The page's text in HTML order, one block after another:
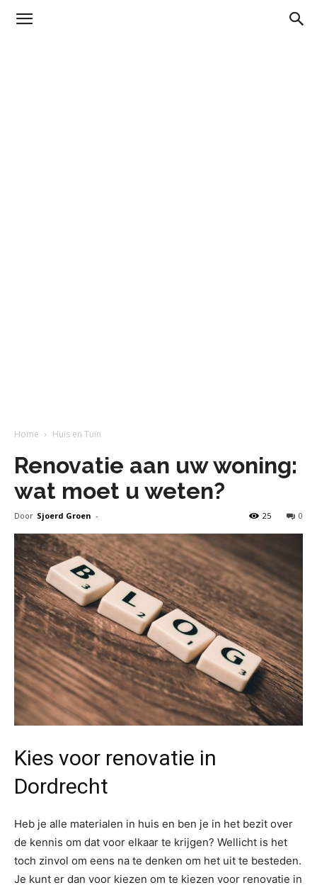
Home Huis en Tuin
Renovatie aan uw woning:
wat moet u weten?
Door Sjoerd Groen - 0
25
Kies voor renovatie in
Dordrecht
Heb je alle materialen in huis en ben je in het bezit over
de kennis om dat voor elkaar te krijgen? Wellicht is het
toch zinvol om eens na te denken om het uit te besteden.
Je kunt er dan voor kiezen om te kiezen voor renovatie in